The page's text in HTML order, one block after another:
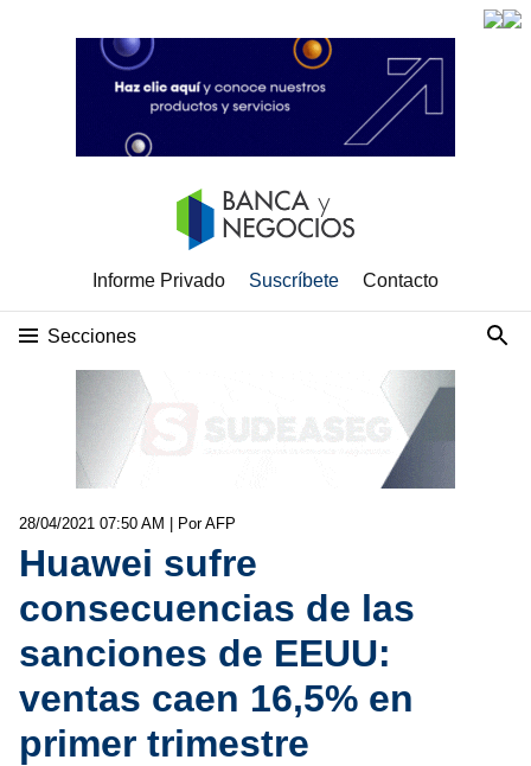
Informe Privado Suscríbete Contacto
Secciones
28/04/2021 07:50 AM | Por AFP
Huawei sufre
consecuencias de las
sanciones de EEUU:
ventas caen 16,5% en
primer trimestre